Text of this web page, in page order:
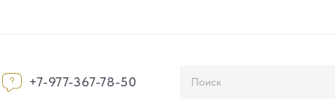
+7-977-367-78-50